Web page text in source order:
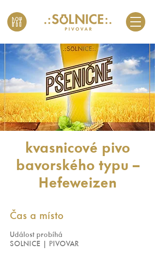
kvasnicové pivo
bavorského typu –
Hefeweizen
Čas a místo
Událost probíhá
SOLNICE | PIVOVAR